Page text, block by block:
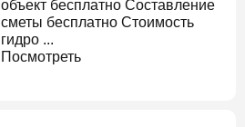
объект бесплатно Составление
сметы бесплатно Стоимость
гидро ...
Посмотреть